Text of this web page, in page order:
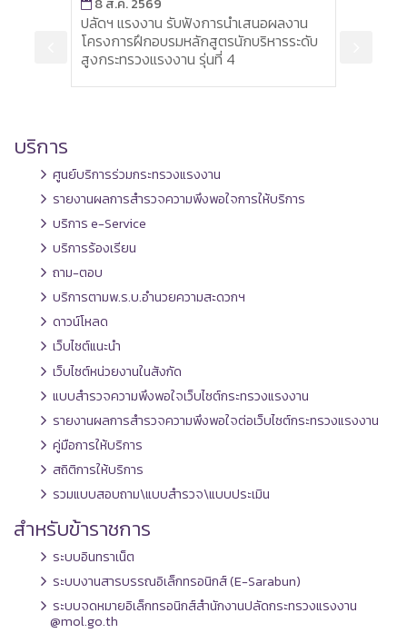
ปลัดฯ แรงงาน รับฟังการนำเสนอผลงาน
โครงการฝึกอบรมหลักสูตรนักบริหารระดับ
สูงกระทรวงแรงงาน รุ่นที่ 4
บริการ
ศูนย์บริการร่วมกระทรวงแรงงาน
รายงานผลการสำรวจความพึงพอใจการให้บริการ
บริการ e-Service
บริการร้องเรียน
ถาม-ตอบ
บริการตามพ.ร.บ.อำนวยความสะดวกฯ
ดาวน์โหลด
เว็บไซต์แนะนำ
เว็บไซต์หน่วยงานในสังกัด
แบบสำรวจความพึงพอใจเว็บไซต์กระทรวงแรงงาน
รายงานผลการสำรวจความพึงพอใจต่อเว็บไซต์กระทรวงแรงงาน
คู่มือการให้บริการ
สถิติการให้บริการ
รวมแบบสอบถาม\แบบสำรวจ\แบบประเมิน
สำหรับข้าราชการ
ระบบอินทราเน็ต
ระบบงานสารบรรณอิเล็กทรอนิกส์ (E-Sarabun)
ระบบจดหมายอิเล็กทรอนิกส์สำนักงานปลัดกระทรวงแรงงาน
@mol.go.th